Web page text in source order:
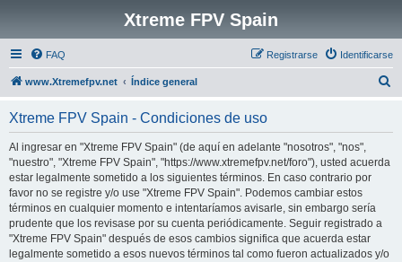
Xtreme FPV Spain
FAQ Identificarse
Registrarse
www.Xtremefpv.net Índice general
Xtreme FPV Spain - Condiciones de uso
Al ingresar en "Xtreme FPV Spain" (de aquí en adelante "nosotros", "nos",
"nuestro", "Xtreme FPV Spain", "https://www.xtremefpv.net/foro"), usted acuerda
estar legalmente sometido a los siguientes términos. En caso contrario por
favor no se registre y/o use "Xtreme FPV Spain". Podemos cambiar estos
términos en cualquier momento e intentaríamos avisarle, sin embargo sería
prudente que los revisase por su cuenta periódicamente. Seguir registrado a
"Xtreme FPV Spain" después de esos cambios significa que acuerda estar
legalmente sometido a esos nuevos términos tal como fueron actualizados y/o